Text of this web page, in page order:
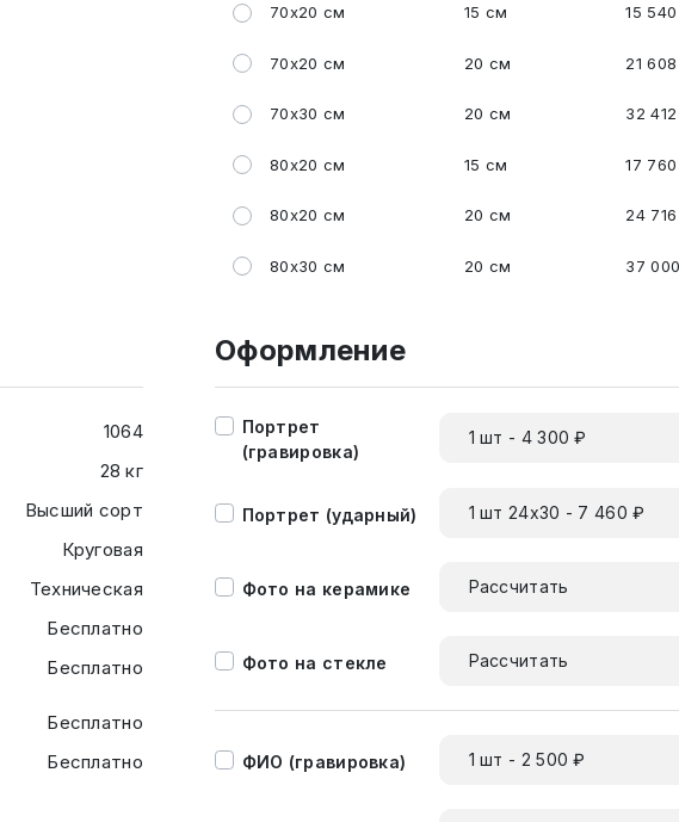
70x20 см 15 см 15
70x20 см 20 см 21
70x30 см 20 см 32
80x20 см 15 см 17
80x20 см 20 см 24
80x30 см 20 см 37
1064
28 кг
Высший сорт
Круговая
Техническая
Бесплатно
Бесплатно
Бесплатно
Бесплатно
Оформление
Портрет
(гравировка)
1 шт - 4 300 ₽
Портрет (ударный) 1 шт 24х30 - 7 460 ₽
Фото на керамике Рассчитать
Фото на стекле Рассчитать
ФИО (гравировка) 1 шт - 2 500 ₽